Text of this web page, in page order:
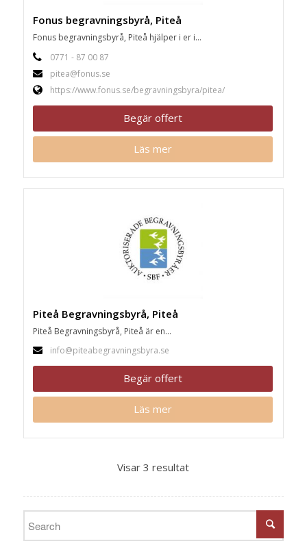
Fonus begravningsbyrå, Piteå
Fonus begravningsbyrå, Piteå hjälper i er i...
0771 - 87 00 87
pitea@fonus.se
https://www.fonus.se/begravningsbyra/pitea/
Begär offert
Läs mer
Piteå Begravningsbyrå, Piteå
Piteå Begravningsbyrå, Piteå är en...
info@piteabegravningsbyra.se
Begär offert
Läs mer
Visar 3 resultat